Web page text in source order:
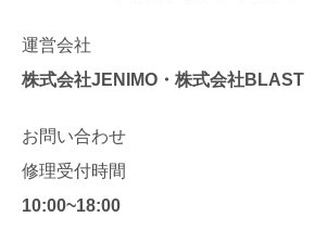
運営会社
株式会社JENIMO・株式会社BLAST
お問い合わせ
修理受付時間
10:00~18:00